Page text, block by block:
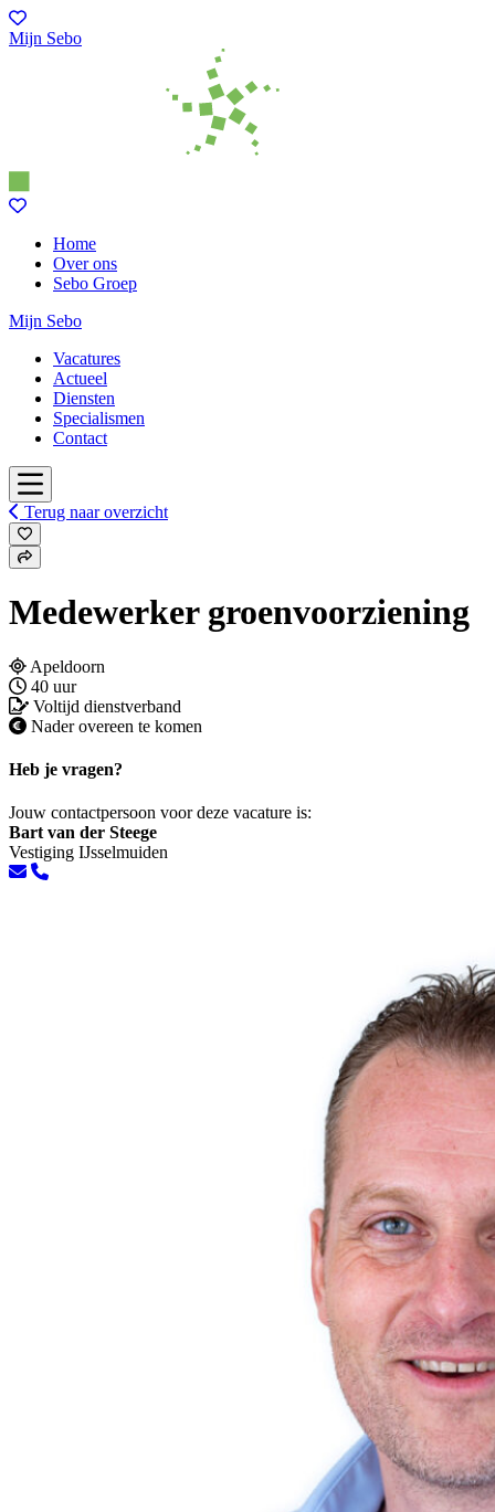
Mijn Sebo
Home
Over ons
Sebo Groep
Mijn Sebo
Vacatures
Actueel
Diensten
Specialismen
Contact
Terug naar overzicht
Medewerker groenvoorziening
Apeldoorn
40 uur
Voltijd dienstverband
Nader overeen te komen
Heb je vragen?
Jouw contactpersoon voor deze vacature is:
Bart van der Steege
Vestiging IJsselmuiden